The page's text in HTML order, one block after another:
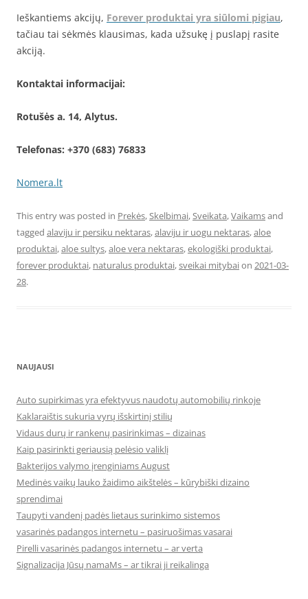
Ieškantiems akcijų, Forever produktai yra siūlomi pigiau,
tačiau tai sėkmės klausimas, kada užsukę į puslapį rasite
akciją.
Kontaktai informacijai:
Rotušės a. 14, Alytus.
Telefonas: +370 (683) 76833
Nomera.lt
This entry was posted in Prekės,Skelbimai,Sveikata,Vaikamsand
tagged alaviju ir persiku nektaras,alaviju ir uogu nektaras,aloe
produktai,aloe sultys,aloe vera nektaras,ekologiški produktai,
forever produktai, naturalus produktai,sveikai mitybaion 2021-03-
28.
NAUJAUSI
Auto supirkimas yra efektyvus naudotų automobilių rinkoje
Kaklaraištis sukuria vyrų išskirtinį stilių
Vidaus durų ir rankenų pasirinkimas – dizainas
Kaip pasirinkti geriausią pelėsio valiklį
Bakterijos valymo įrenginiams August
Medinės vaikų lauko žaidimo aikštelės – kūrybiški dizaino
sprendimai
Taupyti vandenį padės lietaus surinkimo sistemos
vasarinės padangos internetu – pasiruošimas vasarai
Pirelli vasarinės padangos internetu – ar verta
Signalizacija Jūsų namaMs – ar tikrai ji reikalinga